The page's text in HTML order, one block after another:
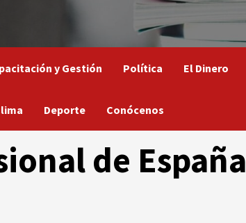
y Gestión Política El Dinero
Deporte Conócenos
de España